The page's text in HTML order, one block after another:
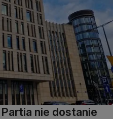
nie dostanie